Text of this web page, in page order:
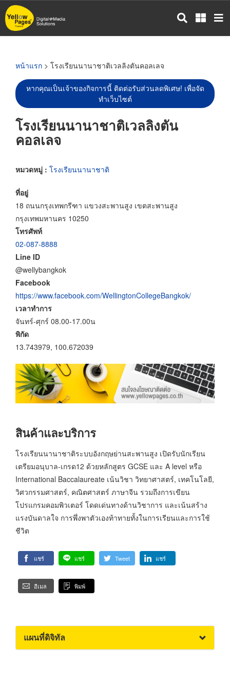
ข้าม
ไป
หน้าแรก > โรงเรียนนานาชาติเวลลิงตันคอลเลจ
หากคุณเป็นเจ้าของกิจการนี้ ติดต่อรับส่วนลดพิเศษ! เพื่อจัด
ทำเว็บไซต์
โรงเรียนนานาชาติเวลลิงตัน
คอลเลจ
หมวดหมู่ : โรงเรียนนานาชาติ
ที่อยู่
18 ถนนกรุงเทพกรีฑา แขวงสะพานสูง เขตสะพานสูง
กรุงเทพมหานคร 10250
โทรศัพท์
02-087-8888
Line ID
@wellybangkok
Facebook
https://www.facebook.com/WellingtonCollegeBangkok/
เวลาทำการ
จันทร์-ศุกร์ 08.00-17.00น
พิกัด
13.743979, 100.672039
สินค้าและบริการ
โรงเรียนนานาชาติระบบอังกฤษย่านสะพานสูง เปิดรับนักเรียน
เตรียมอนุบาล-เกรด12 ด้วยหลักสูตร GCSE และ A level หรือ
International Baccalaureate เน้นวิชา วิทยาศาสตร์, เทคโนโลยี,
วิศวกรรมศาสตร์, คณิตศาสตร์ ภาษาจีน รวมถึงการเขียน
โปรแกรมคอมพิวเตอร์ โดดเด่นทางด้านวิชาการ และเน้นสร้าง
แรงบันดาลใจ การพึ่งพาตัวเองท้าทายทั้งในการเรียนและการใช้
ชีวิต
แชร์ แชร์ Tweet แชร์
อีเมล พิมพ์
แผนที่ดิจิทัล